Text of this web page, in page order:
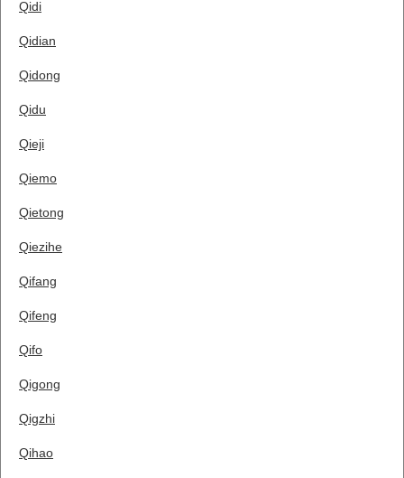
Qidi
Qidian
Qidong
Qidu
Qieji
Qiemo
Qietong
Qiezihe
Qifang
Qifeng
Qifo
Qigong
Qigzhi
Qihao